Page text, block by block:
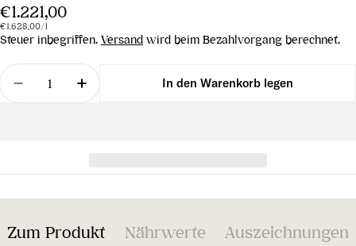
Regulärer
Preis
€1.221,00
Stückpreis
€1.628,00/pro
l
Steuer inbegriffen. Versand wird beim Bezahlvorgang berechnet.
Menge
Menge für Savigny Lès Beaune AC 1999
Menge für Savigny Lès Beaune AC 1999
In den Warenkorb legen
Zum Produkt Nährwerte Auszeichnungen